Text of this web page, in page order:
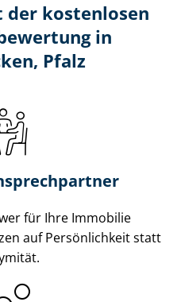
kostenlosen
in
Pfalz
für Ihre Immobilie
auf Persönlichkeit statt